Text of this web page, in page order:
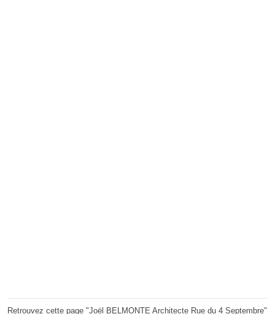
Retrouvez cette page "Joël BELMONTE Architecte Rue du 4 Septembre"